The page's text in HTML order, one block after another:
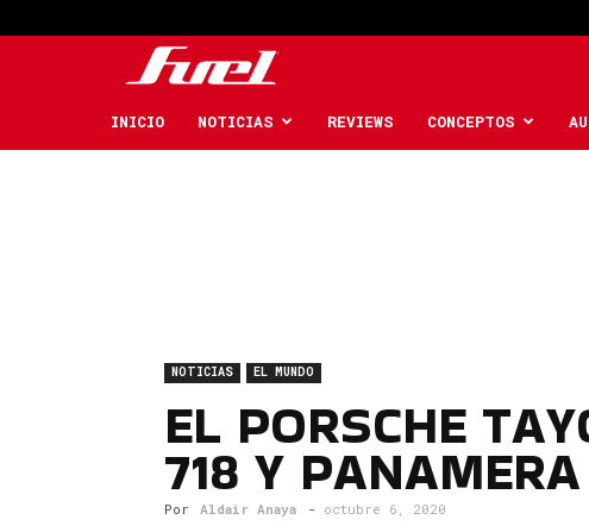
Car
INICIO NOTICIAS REVIEWS CONCEPTOS
NOTICIAS EL MUNDO
EL PORSCHE
718 Y
Por Aldair Anaya - octubre 6, 2020